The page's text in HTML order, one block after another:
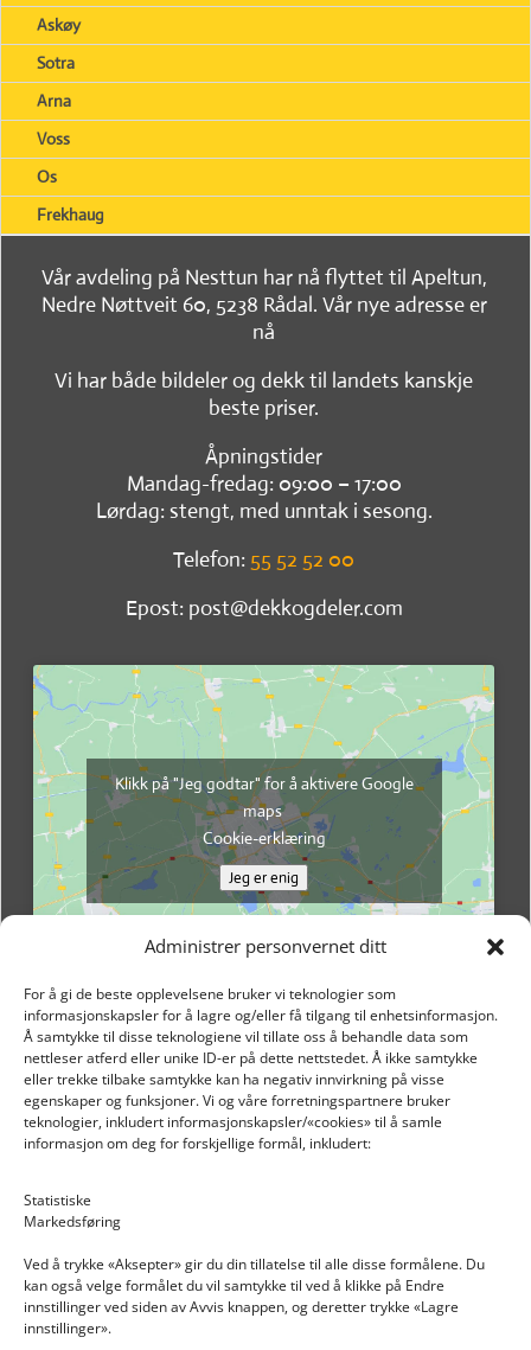
Administrer personvernet ditt
For å gi de beste opplevelsene bruker vi teknologier som
informasjonskapsler for å lagre og/eller få tilgang til enhetsinformasjon.
Å samtykke til disse teknologiene vil tillate oss å behandle data som
nettleser atferd eller unike ID-er på dette nettstedet. Å ikke samtykke
eller trekke tilbake samtykke kan ha negativ innvirkning på visse
egenskaper og funksjoner. Vi og våre forretningspartnere bruker
teknologier, inkludert informasjonskapsler/«cookies» til å samle
informasjon om deg for forskjellige formål, inkludert:
Statistiske
Markedsføring
Ved å trykke «Aksepter» gir du din tillatelse til alle disse formålene. Du
kan også velge formålet du vil samtykke til ved å klikke på Endre
innstillinger ved siden av Avvis knappen, og deretter trykke «Lagre
innstillinger».
Askøy
Sotra
Arna
Voss
Os
Frekhaug
Vår avdeling på Nesttun har nå flyttet til Apeltun,
Nedre Nøttveit 60, 5238 Rådal. Vår nye adresse er
nå
Vi har både bildeler og dekk til landets kanskje
beste priser.
Åpningstider
Mandag-fredag: 09:00 – 17:00
Lørdag: stengt, med unntak i sesong.
Telefon: 55 52 52 00
Epost: post@dekkogdeler.com
Klikk på "Jeg godtar" for å aktivere Google
maps
Cookie-erklæring
Jeg er enig